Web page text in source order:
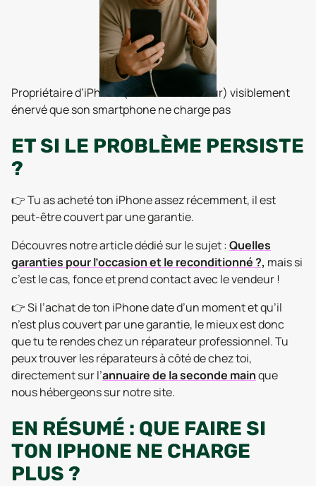
Propriétaire d’iPhone (ou mauvais acteur) visiblement
énervé que son smartphone ne charge pas
ET SI LE PROBLÈME PERSISTE
?
👉 Tu as acheté ton iPhone assez récemment, il est
peut-être couvert par une garantie.
Découvres notre article dédié sur le sujet :Quelles
garanties pour l’occasion et le reconditionné ?, mais si
c’est le cas, fonce et prend contact avec le vendeur !
👉 Si l’achat de ton iPhone date d’un moment et qu’il
n’est plus couvert par une garantie, le mieux est donc
que tu te rendes chez un réparateur professionnel. Tu
peux trouver les réparateurs à côté de chez toi,
directement sur l’annuaire de la seconde mainque
nous hébergeons sur notre site.
EN RÉSUMÉ : QUE FAIRE SI
TON IPHONE NE CHARGE
PLUS ?